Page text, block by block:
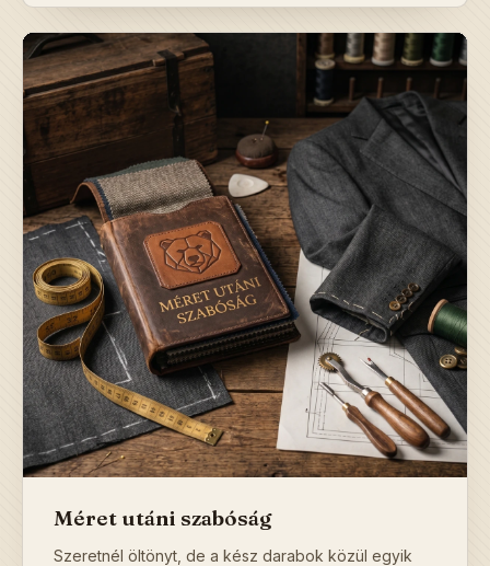
Méret utáni szabóság
Szeretnél öltönyt, de a kész darabok közül egyik